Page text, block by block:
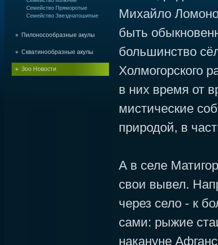
Семейство Пряморотые
Семейство Звездчатошипые
Пилоносообразные акулы
Скватинообразные акулы
Зоо Новости
Михайло
быть
большинство
Холмогорского
в них время от
мистические
природой, в
А в селе
свои вывел.
через село - к
сами: рыжие
накануне